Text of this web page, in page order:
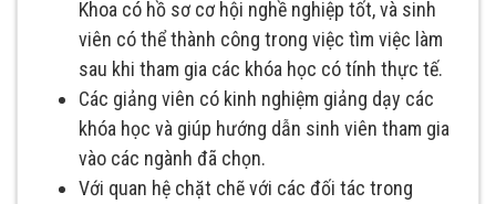
Khoa có hồ sơ cơ hội nghề nghiệp tốt, và sinh
viên có thể thành công trong việc tìm việc làm
sau khi tham gia các khóa học có tính thực tế.
Các giảng viên có kinh nghiệm giảng dạy các
khóa học và giúp hướng dẫn sinh viên tham gia
vào các ngành đã chọn.
Với quan hệ chặt chẽ với các đối tác trong